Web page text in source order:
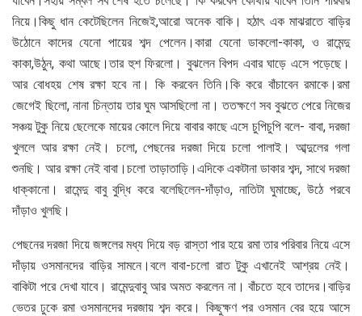
নিয়ে।কিছু ধান কেটেছিলেন নিজেই,আরো অনেক বাকি। হঠাৎ এক মাঝরাতে বাড়ির
উঠোনে কাদের যেনো পায়ের শব্দ পেলেন।কারা যেনো ডাকলো-কাকা, ও রামেন্দু
কাকা,উঠুন, কথা আছে।তার হুশ ফিরলো। বুঝলেন বিপদ এবার ঘাড়ে এসে পড়েছে।
আর বোধহয় শেষ রক্ষা হবে না। কি করবেন তিনি।কি করে বাঁচাবেন রমাকে।রমা
জেগেই ছিলো, নানা চিন্তায় তার ঘুম আসছিলো না। ততক্ষণে সব বুঝতে পেরে নিজের
সঞ্চয় টুকু নিয়ে ছেলেকে মায়ের কোলে দিয়ে বাবার কাছে এসে চুপিচুপি বলে- বাবা, দরজা
খুললে আর রক্ষা নেই। চলো, পেছনের দরজা দিয়ে চলো পালাই। আব্দুলের গলা
শুনছি। আর রক্ষা নেই বাবা।চলো তাড়াতাড়ি।এদিকে একটানা ডাকার শব্দ, সাথে দরজা
ধাক্কানো। রামেন্দু বাবু বুদ্ধি করে বলেছিলেন-দাঁড়াও, নাতিটা ঘুমাচ্ছে, উঠে পরবে
দাঁড়াও খুলছি।
পেছনের দরজা দিয়ে জঙ্গলের মধ্য দিয়ে বড় রাস্তা পার হয়ে রমা তার পরিবার নিয়ে এসে
দাঁড়ায় ওসমানদের বাড়ির সামনে।বলে বাবা-চলো রাত টুকু এখানেই আশ্রয় নেই।
বাকিটা পরে দেখা যাবে। রামেন্দুবাবু আর অমত করলেন না। বাঁচতে হবে তাদের।বাড়ির
ভেতর ঢুকে রমা ওসমানদের দরজায় শব্দ করে। কিছুক্ষণ পর ওসমান বের হয়ে আসে